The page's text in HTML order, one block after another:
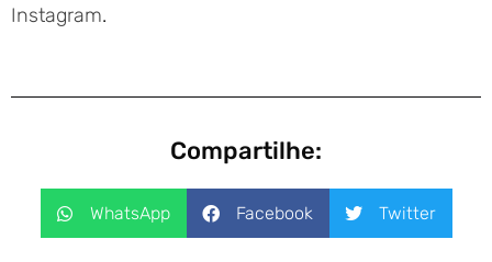
Instagram.
Compartilhe:
WhatsApp Facebook Twitter